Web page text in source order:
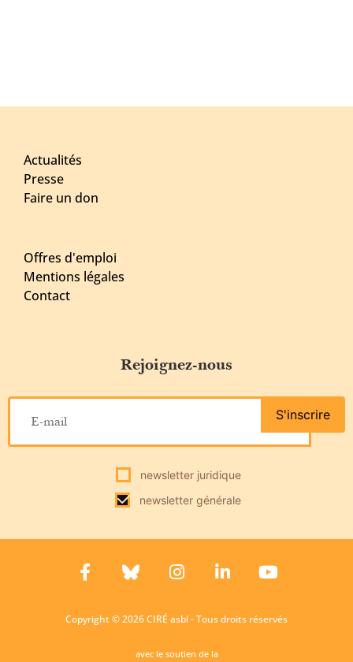
Actualités
Presse
Faire un don
Offres d'emploi
Mentions légales
Contact
Rejoignez-nous
newsletter juridique
newsletter générale
S'inscrire
Copyright © 2026 CIRÉ asbl - Tous droits réservés
avec le soutien de la